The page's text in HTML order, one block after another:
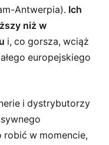
Antwerpia). Ich
niż w
i, co gorsza, wciąż
europejskiego
i dystrybutorzy
robić w momencie,